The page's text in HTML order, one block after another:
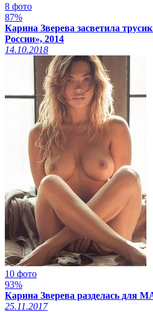
8 фото
87%
Карина Зверева засветила
России», 2014
14.10.2018
10 фото
93%
Карина Зверева разделась для
25.11.2017